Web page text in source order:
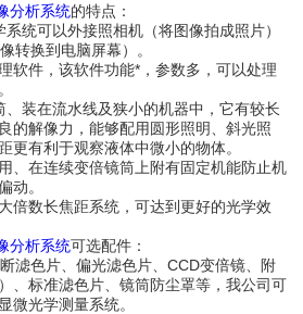
分析系统的特点：
可以外接照相机（将图像拍成照片）
转换到电脑屏幕）。
软件，该软件功能*，参数多，可以处理
在流水线及狭小的机器中，它有较长
的解像力，能够配用圆形照明、斜光照
更有利于观察液体中微小的物体。
、在连续变倍镜筒上附有固定机能防止机
动。
数长焦距系统，可达到更好的光学效
分析系统可选配件：
滤色片、偏光滤色片、CCD变倍镜、附
、标准滤色片、镜筒防尘罩等，我公司可
微光学测量系统。